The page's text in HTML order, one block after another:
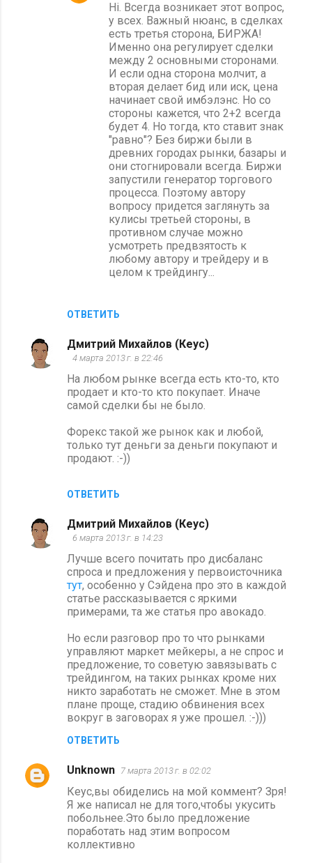
ОТВЕТИТЬ
Hi. Всегда возникает этот вопрос,
у всех. Важный нюанс, в сделках
есть третья сторона, БИРЖА!
Именно она регулирует сделки
между 2 основными сторонами.
И если одна сторона молчит, а
вторая делает бид или иск, цена
начинает свой имбэлэнс. Но со
стороны кажется, что 2+2 всегда
будет 4. Но тогда, кто ставит знак
"равно"? Без биржи были в
древних городах рынки, базары и
они стогнировали всегда. Биржи
запустили генератор торгового
процесса. Поэтому автору
вопросу придется заглянуть за
кулисы третьей стороны, в
противном случае можно
усмотреть предвзятость к
любому автору и трейдеру и в
целом к трейдингу...
Дмитрий Михайлов (Кеус)
4 марта 2013 г. в 22:46
На любом рынке всегда есть кто-то, кто
продает и кто-то кто покупает. Иначе
самой сделки бы не было.
Форекс такой же рынок как и любой,
только тут деньги за деньги покупают и
продают. :-))
ОТВЕТИТЬ
Дмитрий Михайлов (Кеус)
6 марта 2013 г. в 14:23
Лучше всего почитать про дисбаланс
спроса и предложения у первоисточника
тут, особенно у Сэйдена про это в каждой
статье рассказывается с яркими
примерами, та же статья про авокадо.
Но если разговор про то что рынками
управляют маркет мейкеры, а не спрос и
предложение, то советую завязывать с
трейдингом, на таких рынках кроме них
никто заработать не сможет. Мне в этом
плане проще, стадию обвинения всех
вокруг в заговорах я уже прошел. :-)))
ОТВЕТИТЬ
Unknown 7 марта 2013 г. в 02:02
Кеус,вы обиделись на мой коммент? Зря!
Я же написал не для того,чтобы укусить
побольнее.Это было предложение
поработать над этим вопросом
коллективно